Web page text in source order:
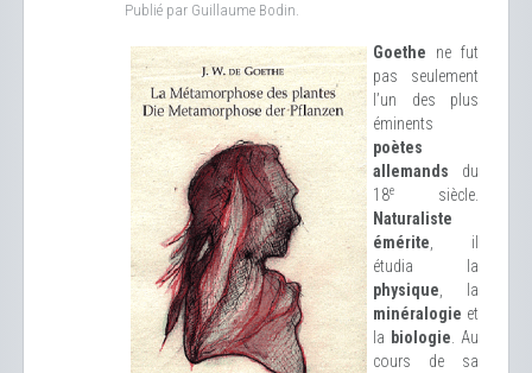
Publié par Guillaume Bodin.
Goethe ne fut
pas seulement
l’un des plus
éminents
poètes
allemands du
18e
siècle.
Naturaliste
émérite , il
étudia la
physique , la
minéralogie et
la biologie . Au
cours de sa